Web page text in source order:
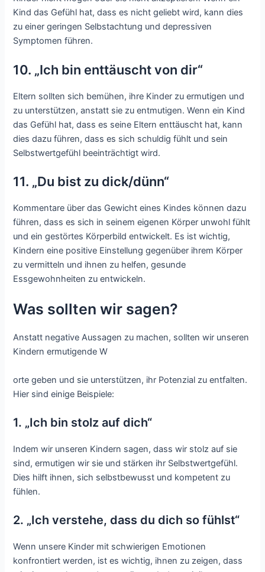
Kind das Gefühl hat, dass es nicht geliebt wird, kann dies
zu einer geringen Selbstachtung und depressiven
Symptomen führen.
10. „Ich bin enttäuscht von dir“
Eltern sollten sich bemühen, ihre Kinder zu ermutigen und
zu unterstützen, anstatt sie zu entmutigen. Wenn ein Kind
das Gefühl hat, dass es seine Eltern enttäuscht hat, kann
dies dazu führen, dass es sich schuldig fühlt und sein
Selbstwertgefühl beeinträchtigt wird.
11. „Du bist zu dick/dünn“
Kommentare über das Gewicht eines Kindes können dazu
führen, dass es sich in seinem eigenen Körper unwohl fühlt
und ein gestörtes Körperbild entwickelt. Es ist wichtig,
Kindern eine positive Einstellung gegenüber ihrem Körper
zu vermitteln und ihnen zu helfen, gesunde
Essgewohnheiten zu entwickeln.
Was sollten wir sagen?
Anstatt negative Aussagen zu machen, sollten wir unseren
Kindern ermutigende W
orte geben und sie unterstützen, ihr Potenzial zu entfalten.
Hier sind einige Beispiele:
1. „Ich bin stolz auf dich“
Indem wir unseren Kindern sagen, dass wir stolz auf sie
sind, ermutigen wir sie und stärken ihr Selbstwertgefühl.
Dies hilft ihnen, sich selbstbewusst und kompetent zu
fühlen.
2. „Ich verstehe, dass du dich so fühlst“
Wenn unsere Kinder mit schwierigen Emotionen
konfrontiert werden, ist es wichtig, ihnen zu zeigen, dass